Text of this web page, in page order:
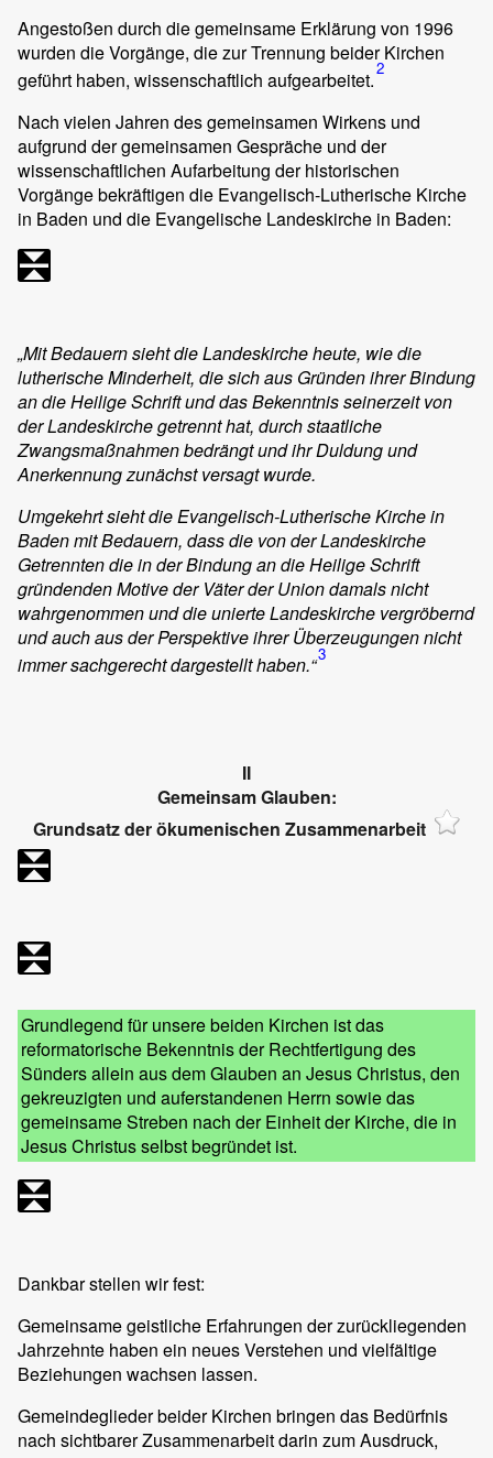
Angestoßen durch die gemeinsame Erklärung von 1996
wurden die Vorgänge, die zur Trennung beider Kirchen
geführt haben, wissenschaftlich aufgearbeitet.2
Nach vielen Jahren des gemeinsamen Wirkens und
aufgrund der gemeinsamen Gespräche und der
wissenschaftlichen Aufarbeitung der historischen
Vorgänge bekräftigen die Evangelisch-Lutherische Kirche
in Baden und die Evangelische Landeskirche in Baden:
„Mit Bedauern sieht die Landeskirche heute, wie die
lutherische Minderheit, die sich aus Gründen ihrer Bindung
an die Heilige Schrift und das Bekenntnis seinerzeit von
der Landeskirche getrennt hat, durch staatliche
Zwangsmaßnahmen bedrängt und ihr Duldung und
Anerkennung zunächst versagt wurde.
Umgekehrt sieht die Evangelisch-Lutherische Kirche in
Baden mit Bedauern, dass die von der Landeskirche
Getrennten die in der Bindung an die Heilige Schrift
gründenden Motive der Väter der Union damals nicht
wahrgenommen und die unierte Landeskirche vergröbernd
und auch aus der Perspektive ihrer Überzeugungen nicht
immer sachgerecht dargestellt haben.“3
II
Gemeinsam Glauben:
Grundsatz der ökumenischen Zusammenarbeit
Grundlegend für unsere beiden Kirchen ist das
reformatorische Bekenntnis der Rechtfertigung des
Sünders allein aus dem Glauben an Jesus Christus, den
gekreuzigten und auferstandenen Herrn sowie das
gemeinsame Streben nach der Einheit der Kirche, die in
Jesus Christus selbst begründet ist.
Dankbar stellen wir fest:
Gemeinsame geistliche Erfahrungen der zurückliegenden
Jahrzehnte haben ein neues Verstehen und vielfältige
Beziehungen wachsen lassen.
Gemeindeglieder beider Kirchen bringen das Bedürfnis
nach sichtbarer Zusammenarbeit darin zum Ausdruck,